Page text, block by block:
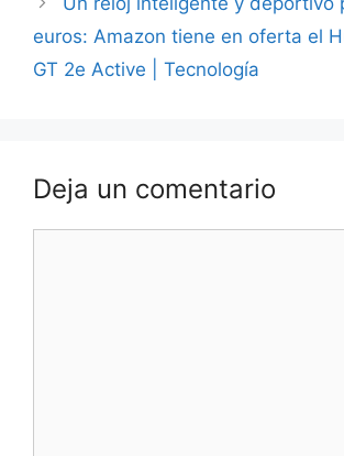
euros: Amazon tiene en oferta el
GT 2e Active | Tecnología
Deja un comentario